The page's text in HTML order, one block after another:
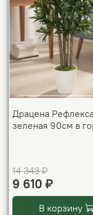
Драцена Рефлекса
зеленая 90см в
14 343 ₽
9 610 ₽
В корзину